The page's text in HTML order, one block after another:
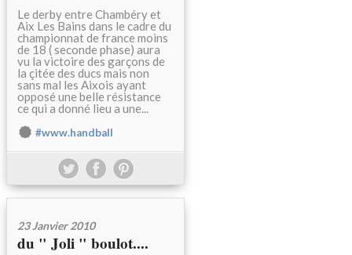
Le derby entre Chambéry et
Aix Les Bains dans le cadre du
championnat de france moins
de 18 ( seconde phase) aura
vu la victoire des garçons de
la çitée des ducs mais non
sans mal les Aixois ayant
opposé une belle résistance
ce qui a donné lieu a une...
#www.handball
23 Janvier 2010
du " Joli " boulot....